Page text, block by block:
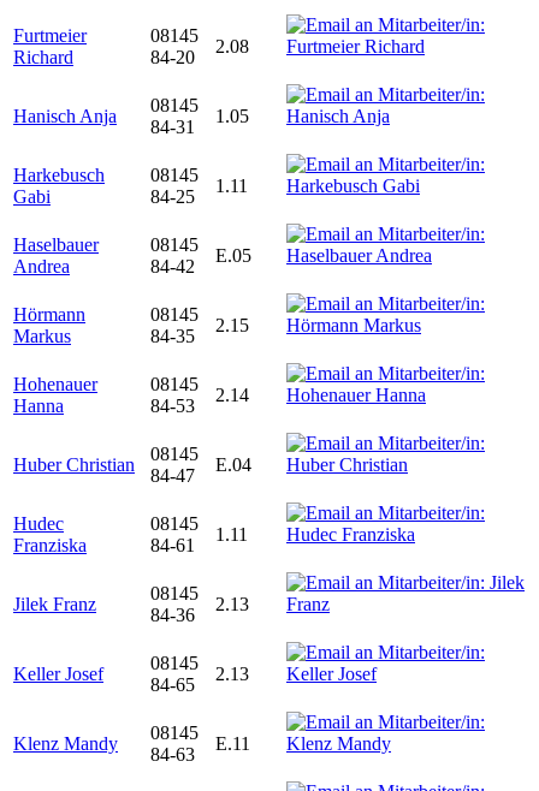
Furtmeier
Richard
08145
84-20
2.08
Hanisch Anja
08145
84-31
1.05
Harkebusch
Gabi
08145
84-25
1.11
Haselbauer
Andrea
08145
84-42
E.05
Hörmann
Markus
08145
84-35
2.15
Hohenauer
Hanna
08145
84-53
2.14
Huber Christian
08145
84-47
E.04
Hudec
Franziska
08145
84-61
1.11
Jilek Franz
08145
84-36
2.13
Keller Josef
08145
84-65
2.13
Klenz Mandy
08145
84-63
E.11